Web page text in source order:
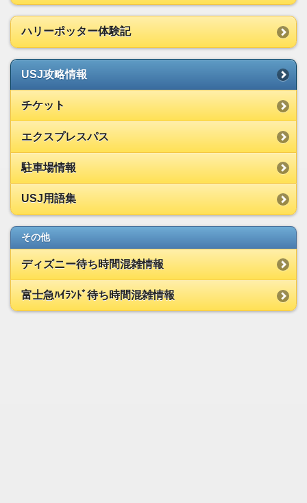
ハリーポッター体験記
USJ攻略情報
チケット
エクスプレスパス
駐車場情報
USJ用語集
その他
ディズニー待ち時間混雑情報
富士急ﾊｲﾗﾝﾄﾞ待ち時間混雑情報